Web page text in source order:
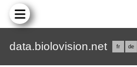
data.biolovision.net fr de